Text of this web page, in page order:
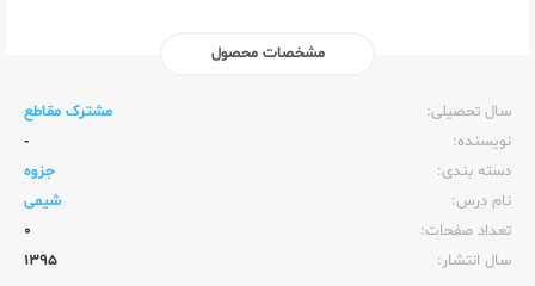
مشخصات محصول
سال تحصیلی:‌
مشترک مقاطع
نویسنده:‌
-
دسته بندی:
جزوه
نام درس:
شیمی
تعداد صفحات:‌
0
سال انتشار:‌
1395